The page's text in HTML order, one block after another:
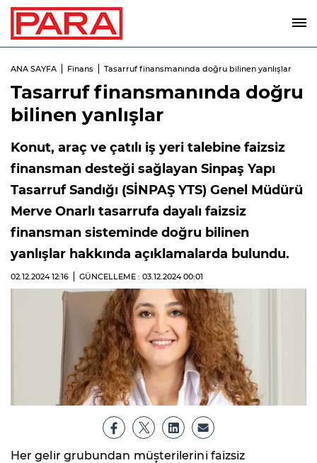
ANA SAYFA Finans Tasarruf finansmanında doğru bilinen yanlışlar
Tasarruf finansmanında doğru
bilinen yanlışlar
Konut, araç ve çatılı iş yeri talebine faizsiz
finansman desteği sağlayan Sinpaş Yapı
Tasarruf Sandığı (SİNPAŞ YTS) Genel Müdürü
Merve Onarlı tasarrufa dayalı faizsiz
finansman sisteminde doğru bilinen
yanlışlar hakkında açıklamalarda bulundu.
02.12.202412:16 GÜNCELLEME : 03.12.202400:01
Her gelir grubundan müşterilerini faizsiz